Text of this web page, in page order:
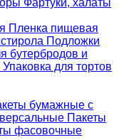
Фартуки, халаты
Пленка пищевая
Подложки
бутербродов и
Упаковка для тортов
бумажные с
Пакеты
фасовочные